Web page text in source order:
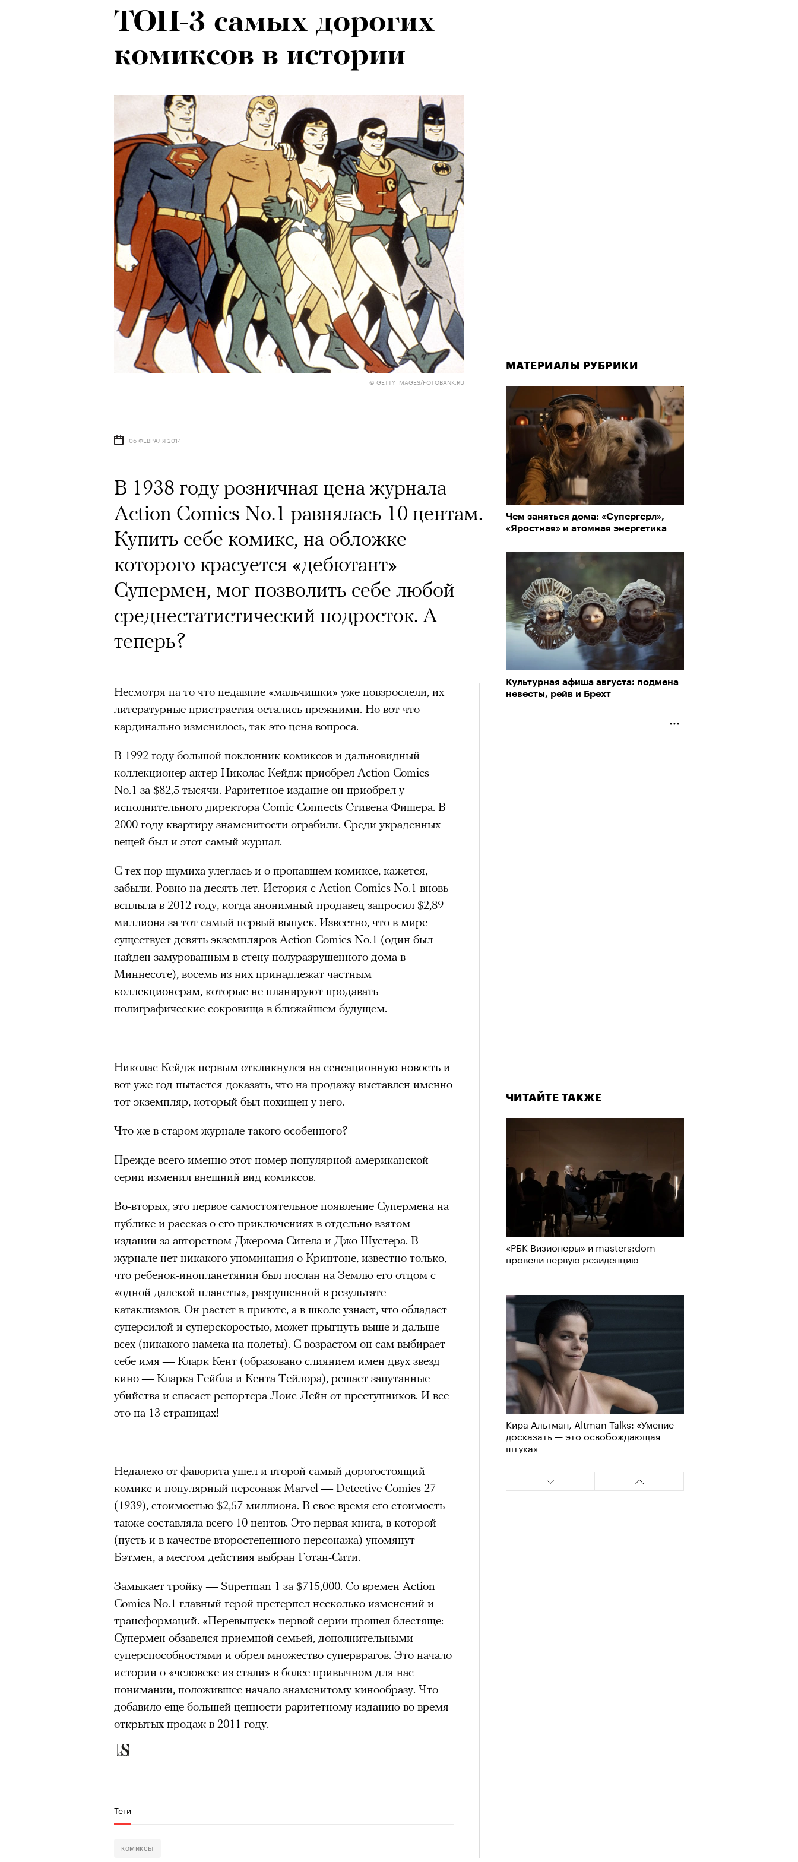
МАТЕРИАЛЫ РУБРИКИ
Чем заняться дома: «Супергерл»,
«Яростная» и атомная энергетика
Культурная афиша августа: подмена
невесты, рейв и Брехт
ЧИТАЙТЕ ТАКЖЕ
«РБК Визионеры» и masters:dom
провели первую резиденцию
Кира Альтман, Altman Talks: «Умение
досказать — это освобождающая
штука»
ТОП-3 самых дорогих
комиксов в истории
© GETTY IMAGES/FOTOBANK.RU
06 ФЕВРАЛЯ 2014
В 1938 году розничная цена журнала
Action Comics No.1 равнялась 10 центам.
Купить себе комикс, на обложке
которого красуется «дебютант»
Супермен, мог позволить себе любой
среднестатистический подросток. А
теперь?
Несмотря на то что недавние «мальчишки» уже повзрослели, их
литературные пристрастия остались прежними. Но вот что
кардинально изменилось, так это цена вопроса.
В 1992 году большой поклонник комиксов и дальновидный
коллекционер актер Николас Кейдж приобрел Action Comics
No.1 за $82,5 тысячи. Раритетное издание он приобрел у
исполнительного директора Comic Connects Стивена Фишера. В
2000 году квартиру знаменитости ограбили. Среди украденных
вещей был и этот самый журнал.
C тех пор шумиха улеглась и о пропавшем комиксе, кажется,
забыли. Ровно на десять лет. История с Action Comics No.1 вновь
всплыла в 2012 году, когда анонимный продавец запросил $2,89
миллиона за тот самый первый выпуск. Известно, что в мире
существует девять экземпляров Action Comics No.1 (один был
найден замурованным в стену полуразрушенного дома в
Миннесоте), восемь из них принадлежат частным
коллекционерам, которые не планируют продавать
полиграфические сокровища в ближайшем будущем.
Николас Кейдж первым откликнулся на сенсационную новость и
вот уже год пытается доказать, что на продажу выставлен именно
тот экземпляр, который был похищен у него.
Что же в старом журнале такого особенного?
Прежде всего именно этот номер популярной американской
серии изменил внешний вид комиксов.
Во-вторых, это первое самостоятельное появление Супермена на
публике и рассказ о его приключениях в отдельно взятом
издании за авторством Джерома Сигела и Джо Шустера. В
журнале нет никакого упоминания о Криптоне, известно только,
что ребенок-инопланетянин был послан на Землю его отцом с
«одной далекой планеты», разрушенной в результате
катаклизмов. Он растет в приюте, а в школе узнает, что обладает
суперсилой и суперскоростью, может прыгнуть выше и дальше
всех (никакого намека на полеты). С возрастом он сам выбирает
себе имя — Кларк Кент (образовано слиянием имен двух звезд
кино — Кларка Гейбла и Кента Тейлора), решает запутанные
убийства и спасает репортера Лоис Лейн от преступников. И все
это на 13 страницах!
Недалеко от фаворита ушел и второй самый дорогостоящий
комикс и популярный персонаж Marvel — Detective Comics 27
(1939), стоимостью $2,57 миллиона. В свое время его стоимость
также составляла всего 10 центов. Это первая книга, в которой
(пусть и в качестве второстепенного персонажа) упомянут
Бэтмен, а местом действия выбран Готан-Сити.
Замыкает тройку — Superman 1 за $715,000. Со времен Action
Comics No.1 главный герой претерпел несколько изменений и
трансформаций. «Перевыпуск» первой серии прошел блестяще:
Супермен обзавелся приемной семьей, дополнительными
суперспособностями и обрел множество суперврагов. Это начало
истории о «человеке из стали» в более привычном для нас
понимании, положившее начало знаменитому кинообразу. Что
добавило еще большей ценности раритетному изданию во время
открытых продаж в 2011 году.
Теги
комиксы